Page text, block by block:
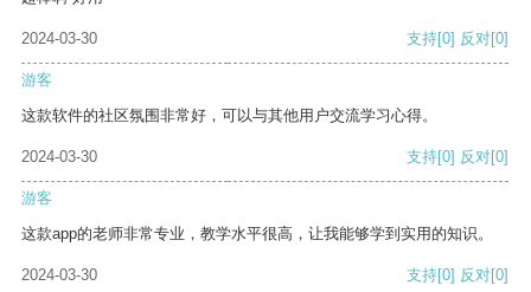
2024-03-30 支持[0] 反对[0]
游客
这款软件的社区氛围非常好，可以与其他用户交流学习心得。
2024-03-30 支持[0] 反对[0]
游客
这款app的老师非常专业，教学水平很高，让我能够学到实用的知识。
2024-03-30 支持[0] 反对[0]